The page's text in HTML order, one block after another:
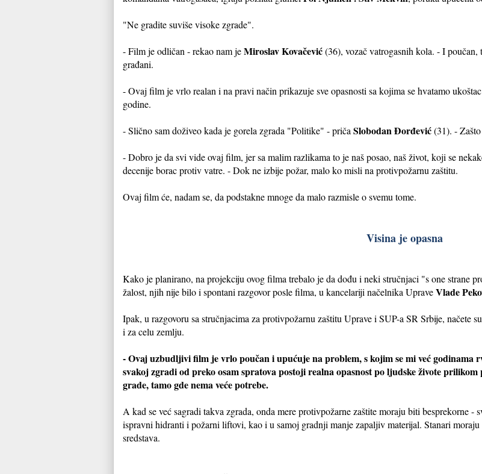
"Ne gradite suviše visoke zgrade".
- Film je odličan - rekao nam jeMiroslav Kovačević(36), vozač vatrogasnih kola. - I poučan,
građani.
- Ovaj film je vrlo realan i na pravi način prikazuje sve opasnosti sa kojima se hvatamo
godine.
- Slično sam doživeo kada je gorela zgrada "Politike" - priča Slobodan Đorđević(31). -
- Dobro je da svi vide ovaj film, jer sa malim razlikama to je naš posao, naš život, koji se
decenije borac protiv vatre. - Dok ne izbije požar, malo ko misli na protivpožarnu zaštitu.
Ovaj film će, nadam se, da podstakne mnoge da malo razmisle o svemu tome.
Visina je opasna
Kako je planirano, na projekciju ovog filma trebalo je da dođu i neki stručnjaci "s one strane
žalost, njih nije bilo i spontani razgovor posle filma, u kancelariji načelnika UpraveVlade
Ipak, u razgovoru sa stručnjacima za protivpožarnu zaštitu Uprave i SUP-a SR Srbije, načete
i za celu zemlju.
- Ovaj uzbudljivi film je vrlo poučan i upućuje na problem, s kojim se mi već godinama
svakoj zgradi od preko osam spratova postoji realna opasnost po ljudske živote
grade, tamo gde nema veće potrebe.
A kad se već sagradi takva zgrada, onda mere protivpožarne zaštite moraju biti besprekorne -
ispravni hidranti i požarni liftovi, kao i u samoj gradnji manje zapaljiv materijal. Stanari
sredstava.